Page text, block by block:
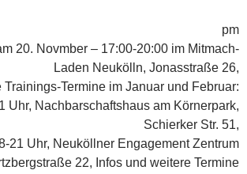
pm
20. Novmber – 17:00-20:00 im Mitmach-
Laden Neukölln, Jonasstraße 26,
Termine im Januar und Februar:
Uhr, Nachbarschaftshaus am Körnerpark,
Schierker Str. 51,
21 Uhr, Neuköllner Engagement Zentrum
22, Infos und weitere Termine